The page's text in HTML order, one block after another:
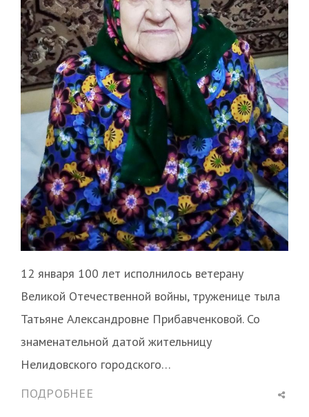
12 января 100 лет исполнилось ветерану
Великой Отечественной войны, труженице тыла
Татьяне Александровне Прибавченковой. Со
знаменательной датой жительницу
Нелидовского городского…
ПОДРОБНЕЕ